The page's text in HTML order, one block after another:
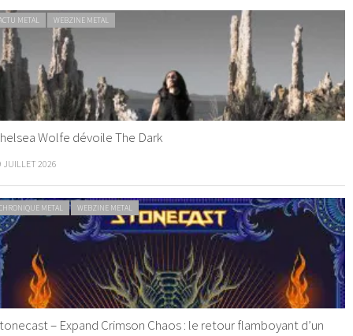
METAL WEBZINE METAL
Wolfe dévoile The Dark
JUILLET 2026
METAL WEBZINE METAL
– Expand Crimson Chaos : le retour flamboyant d’un